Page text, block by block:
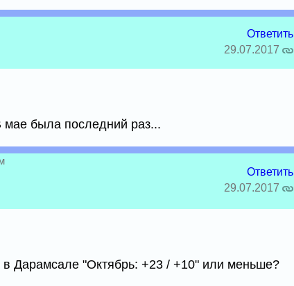
Ответить
29.07.2017
была последний раз...
Ответить
29.07.2017
в Дарамсале "Октябрь: +23 / +10" или меньше?